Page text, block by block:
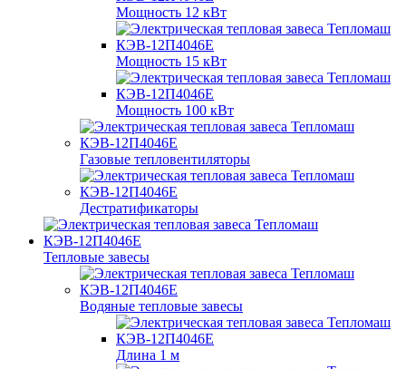
Мощность 12 кВт
Мощность 15 кВт
Мощность 100 кВт
Газовые тепловентиляторы
Дестратификаторы
Тепловые завесы
Водяные тепловые завесы
Длина 1 м